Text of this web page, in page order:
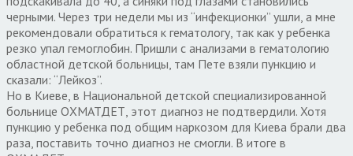
черными. Через три недели мы из “инфекционки” ушли, а мне
рекомендовали обратиться к гематологу, так как у ребенка
резко упал гемоглобин. Пришли с анализами в гематологию
областной детской больницы, там Пете взяли пункцию и
сказали: “Лейкоз”.
Но в Киеве, в Национальной детской специализированной
больнице ОХМАТДЕТ, этот диагноз не подтвердили. Хотя
пункцию у ребенка под общим наркозом для Киева брали два
раза, поставить точно диагноз не смогли. В итоге в